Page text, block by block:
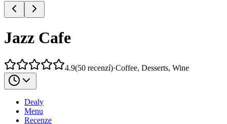
Jazz Cafe
4.9(50 recenzí)·Coffee, Desserts, Wine
Dealy
Menu
Recenze